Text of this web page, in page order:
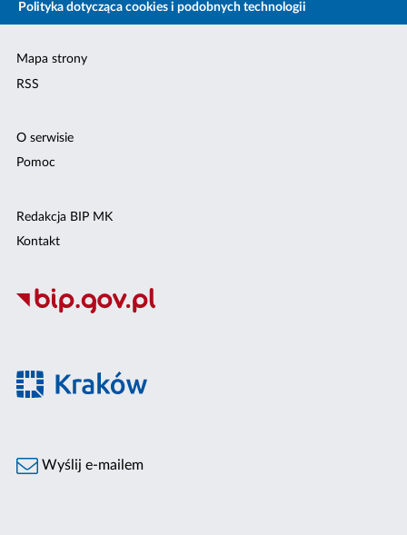
Polityka dotycząca cookies i podobnych technologii
Mapa strony
RSS
O serwisie
Pomoc
Redakcja BIP MK
Kontakt
Wyślij e-mailem